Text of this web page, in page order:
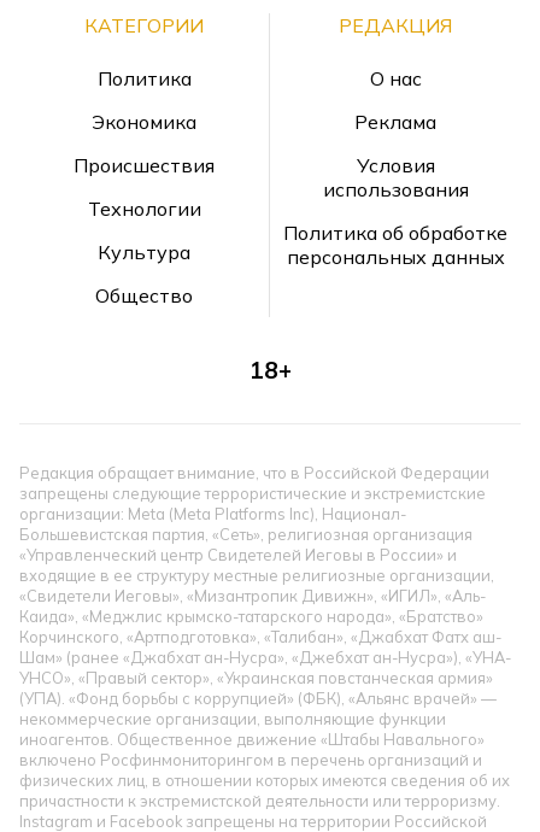
КАТЕГОРИИ
Политика
Экономика
Происшествия
Технологии
Культура
Общество
РЕДАКЦИЯ
О нас
Реклама
Условия
использования
Политика об обработке
персональных данных
18+
Редакция обращает внимание, что в Российской Федерации
запрещены следующие террористические и экстремистские
организации: Meta (Meta Platforms Inc), Национал-
Большевистская партия, «Сеть», религиозная организация
«Управленческий центр Свидетелей Иеговы в России» и
входящие в ее структуру местные религиозные организации,
«Свидетели Иеговы», «Мизантропик Дивижн», «ИГИЛ», «Аль-
Каида», «Меджлис крымско-татарского народа», «Братство»
Корчинского, «Артподготовка», «Талибан», «Джабхат Фатх аш-
Шам» (ранее «Джабхат ан-Нусра», «Джебхат ан-Нусра»), «УНА-
УНСО», «Правый сектор», «Украинская повстанческая армия»
(УПА). «Фонд борьбы с коррупцией» (ФБК), «Альянс врачей» —
некоммерческие организации, выполняющие функции
иноагентов. Общественное движение «Штабы Навального»
включено Росфинмониторингом в перечень организаций и
физических лиц, в отношении которых имеются сведения об их
причастности к экстремистской деятельности или терроризму.
Instagram и Facebook запрещены на территории Российской